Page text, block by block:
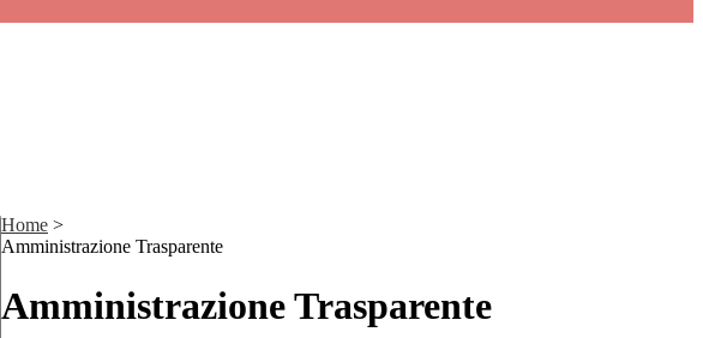
Home >
Amministrazione Trasparente
Amministrazione Trasparente